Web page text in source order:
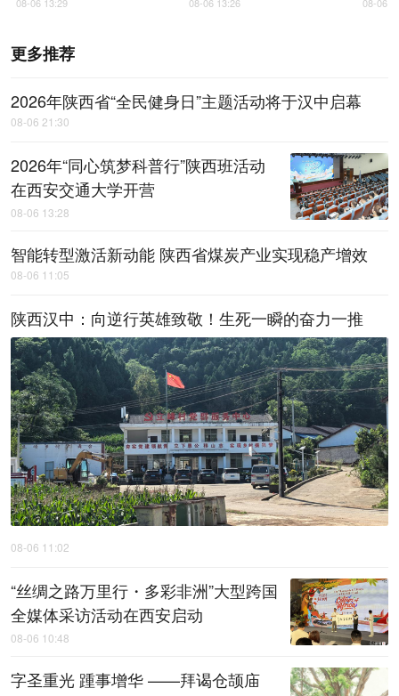
更多推荐
2026年陕西省“全民健身日”主题活动将于汉中启幕
08-06 21:30
2026年“同心筑梦科普行”陕西班活动
在西安交通大学开营
08-06 13:28
智能转型激活新动能 陕西省煤炭产业实现稳产增效
08-06 11:05
陕西汉中：向逆行英雄致敬！生死一瞬的奋力一推
08-06 11:02
“丝绸之路万里行・多彩非洲”大型跨国
全媒体采访活动在西安启动
08-06 10:48
字圣重光 踵事增华 ——拜谒仓颉庙